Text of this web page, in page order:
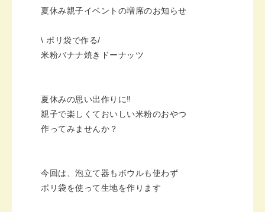
夏休み親子イベントの増席のお知らせ
\ ポリ袋で作る/
米粉バナナ焼きドーナッツ
夏休みの思い出作りに‼
親子で楽しくておいしい米粉のおやつ
作ってみませんか？
今回は、泡立て器もボウルも使わず
ポリ袋を使って生地を作ります